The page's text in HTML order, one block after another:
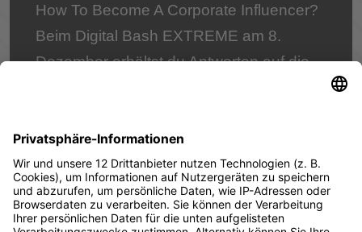
How To Become A Corporate Influencer?
Beim Digital Bash EXTREME am 8.
Dezember erhältst du Antworten auf die
Event ansehen